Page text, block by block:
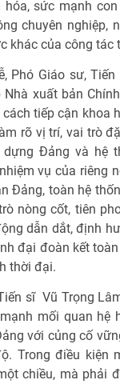
sức mạnh
chuyên nghiệp,
khác của công tác
Phó Giáo sư,
Nhà xuất bản
tiếp cận khoa
rõ vị trí, vai trò
Đảng và hệ
vụ của riêng
Đảng, toàn hệ
nòng cốt, tiên
dẫn dắt, định
đại đoàn kết
thời đại.
sĩ Vũ Trọng
mối quan hệ
với củng cố
Trong điều kiện
chiều, mà phải